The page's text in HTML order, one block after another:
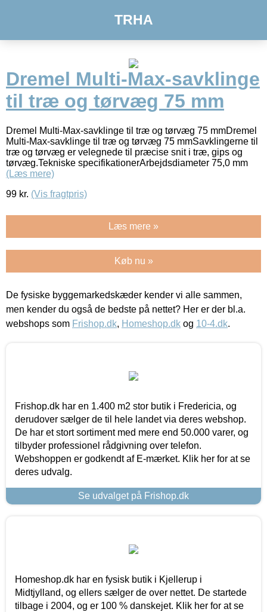
TRHA
Dremel Multi-Max-savklinge
til træ og tørvæg 75 mm
Dremel Multi-Max-savklinge til træ og tørvæg 75 mmDremel
Multi-Max-savklinge til træ og tørvæg 75 mmSavklingerne til
træ og tørvæg er velegnede til præcise snit i træ, gips og
tørvæg.Tekniske specifikationerArbejdsdiameter 75,0 mm
(Læs mere)
99 kr. (Vis fragtpris)
Læs mere »
Køb nu »
De fysiske byggemarkedskæder kender vi alle sammen,
men kender du også de bedste på nettet? Her er der bl.a.
webshops som Frishop.dk, Homeshop.dk og 10-4.dk.
Frishop.dk har en 1.400 m2 stor butik i Fredericia, og
derudover sælger de til hele landet via deres webshop.
De har et stort sortiment med mere end 50.000 varer, og
tilbyder professionel rådgivning over telefon.
Webshoppen er godkendt af E-mærket. Klik her for at se
deres udvalg.
Se udvalget på Frishop.dk
Homeshop.dk har en fysisk butik i Kjellerup i
Midtjylland, og ellers sælger de over nettet. De startede
tilbage i 2004, og er 100 % danskejet. Klik her for at se